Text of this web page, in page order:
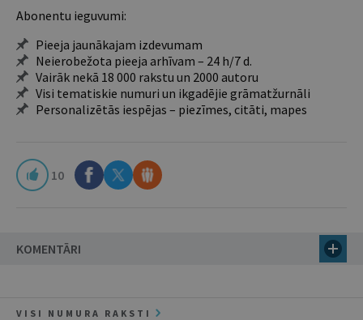
Abonentu ieguvumi:
Pieeja jaunākajam izdevumam
Neierobežota pieeja arhīvam – 24 h/7 d.
Vairāk nekā 18 000 rakstu un 2000 autoru
Visi tematiskie numuri un ikgadējie grāmatžurnāli
Personalizētās iespējas – piezīmes, citāti, mapes
10
KOMENTĀRI
VISI NUMURA RAKSTI